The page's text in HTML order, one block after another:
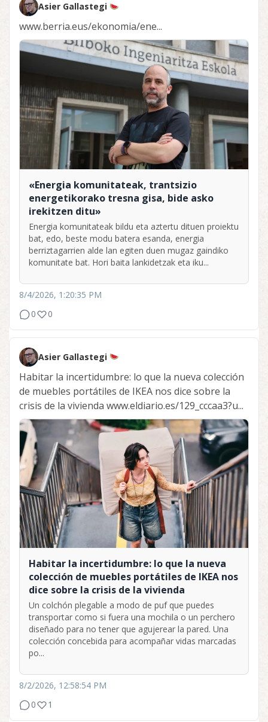
Asier Gallastegi
www.berria.eus/ekonomia/ene...
«Energia komunitateak, trantsizio
energetikorako tresna gisa, bide asko
irekitzen ditu»
Energia komunitateak bildu eta aztertu dituen proiektu
bat, edo, beste modu batera esanda, energia
berriztagarrien alde lan egiten duen mugaz gaindiko
komunitate bat. Hori baita lankidetzak eta iku...
8/4/2026, 1:20:35 PM
0
0
Asier Gallastegi
Habitar la incertidumbre: lo que la nueva colección
de muebles portátiles de IKEA nos dice sobre la
crisis de la vivienda www.eldiario.es/129_cccaa3?u...
Habitar la incertidumbre: lo que la nueva
colección de muebles portátiles de IKEA nos
dice sobre la crisis de la vivienda
Un colchón plegable a modo de puf que puedes
transportar como si fuera una mochila o un perchero
diseñado para no tener que agujerear la pared. Una
colección concebida para acompañar vidas marcadas
po...
8/2/2026, 12:58:54 PM
0
1